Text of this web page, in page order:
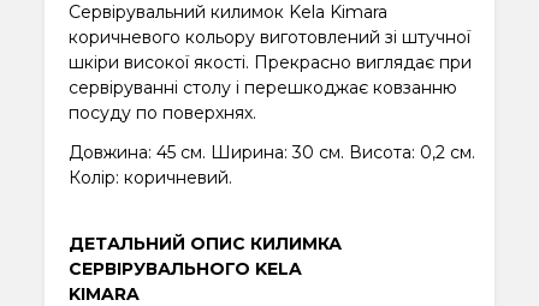
Сервірувальний килимок Kela Kimara
коричневого кольору виготовлений зі штучної
шкіри високої якості. Прекрасно виглядає при
сервіруванні столу і перешкоджає ковзанню
посуду по поверхнях.
Довжина: 45 см. Ширина: 30 см. Висота: 0,2 см.
Колір: коричневий.
ДЕТАЛЬНИЙ ОПИС КИЛИМКА
СЕРВІРУВАЛЬНОГО KELA
KIMARA